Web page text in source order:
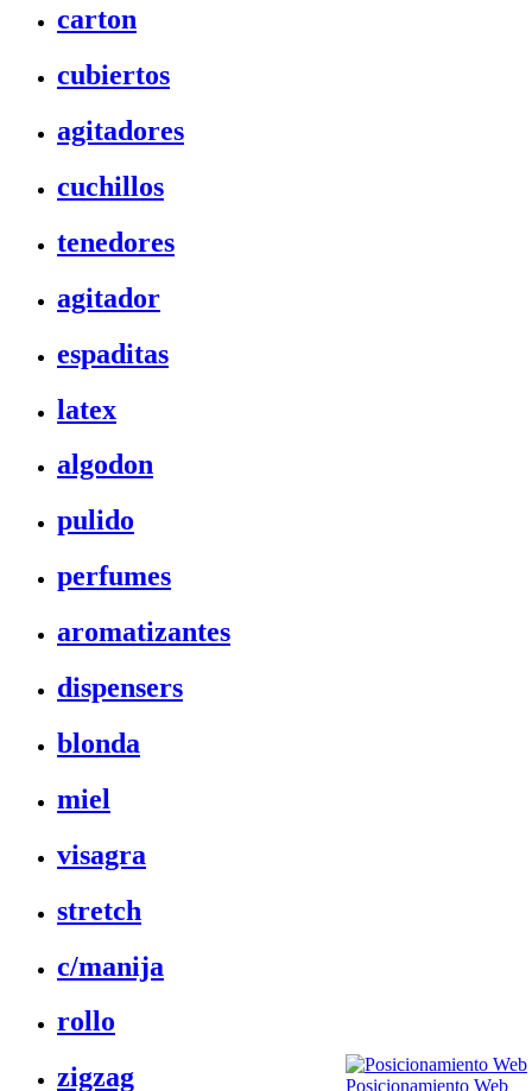
carton
cubiertos
agitadores
cuchillos
tenedores
agitador
espaditas
latex
algodon
pulido
perfumes
aromatizantes
dispensers
blonda
miel
visagra
stretch
c/manija
rollo
zigzag
Posicionamiento Web